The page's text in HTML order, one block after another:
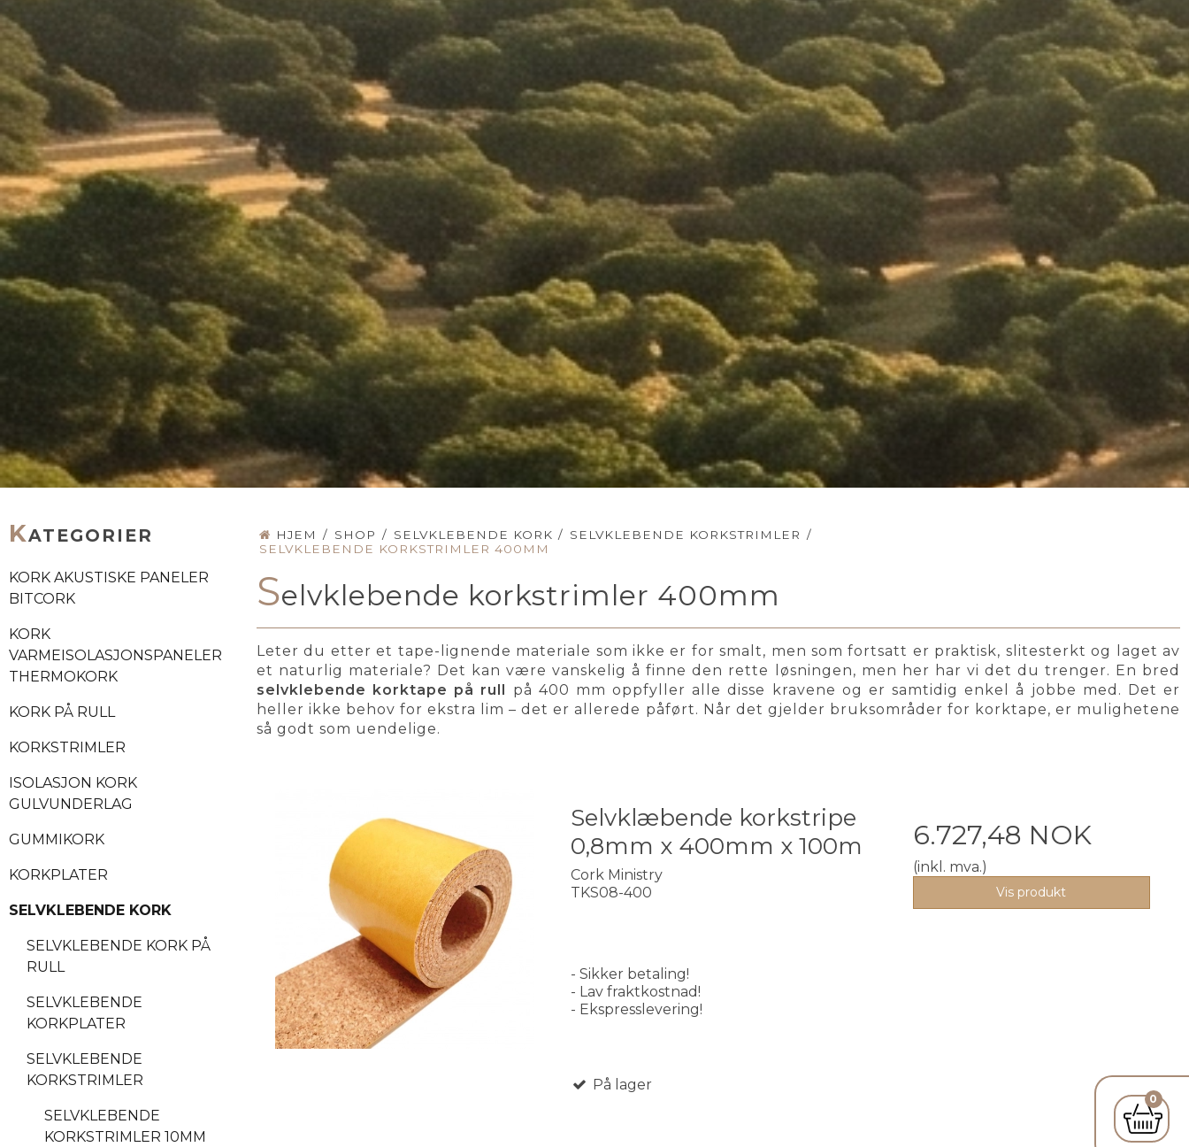
0
KATEGORIER
KORK AKUSTISKE PANELER
BITCORK
KORK
VARMEISOLASJONSPANELER
THERMOKORK
KORK PÅ RULL
KORKSTRIMLER
ISOLASJON KORK
GULVUNDERLAG
GUMMIKORK
KORKPLATER
SELVKLEBENDE KORK
SELVKLEBENDE KORK PÅ
RULL
SELVKLEBENDE
KORKPLATER
SELVKLEBENDE
KORKSTRIMLER
SELVKLEBENDE
KORKSTRIMLER 10MM
HJEM / SHOP / SELVKLEBENDE KORK / SELVKLEBENDE KORKSTRIMLER /
SELVKLEBENDE KORKSTRIMLER 400MM
Selvklebende korkstrimler 400mm
Leter du etter et tape-lignende materiale som ikke er for smalt, men som fortsatt er praktisk, slitesterkt og laget av
et naturlig materiale? Det kan være vanskelig å finne den rette løsningen, men her har vi det du trenger. En bred
selvklebende korktape på rull
på 400 mm oppfyller alle disse kravene og er samtidig enkel å jobbe med. Det er
heller ikke behov for ekstra lim – det er allerede påført. Når det gjelder bruksområder for korktape, er mulighetene
så godt som uendelige.
Selvklæbende korkstripe
0,8mm x 400mm x 100m
Cork Ministry
TKS08-400
- Sikker betaling!
- Lav fraktkostnad!
- Ekspresslevering!
På lager
6.727,48 NOK
(inkl. mva.)
Vis produkt